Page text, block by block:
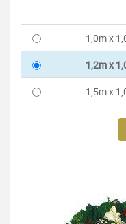
1,0m x
1,2m x
1,5m x